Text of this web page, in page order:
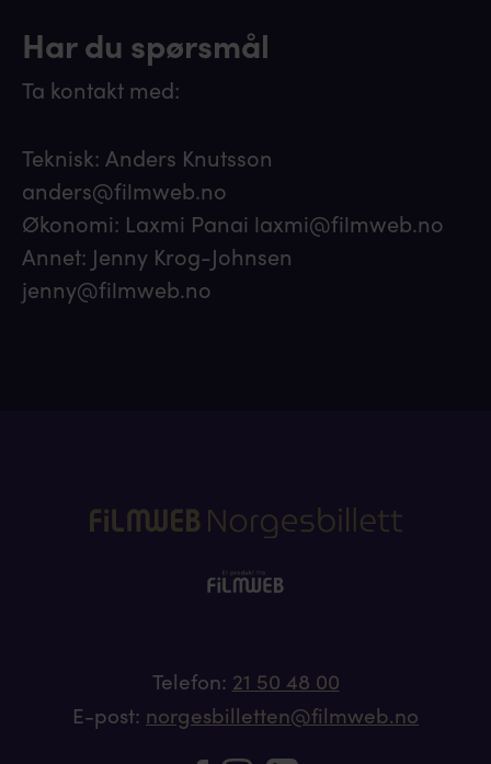
Har du spørsmål
Ta kontakt med:
Teknisk: Anders Knutsson
anders@filmweb.no
Økonomi: Laxmi Panai laxmi@filmweb.no
Annet: Jenny Krog-Johnsen
jenny@filmweb.no
Telefon: 21 50 48 00
E-post: norgesbilletten@filmweb.no